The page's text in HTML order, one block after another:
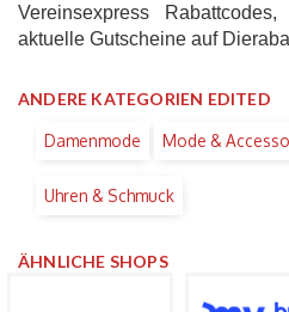
Vereinsexpress
aktuelle Gutscheine auf
ANDERE KATEGORIEN EDITED
Damenmode Mode &
Uhren & Schmuck
ÄHNLICHE SHOPS